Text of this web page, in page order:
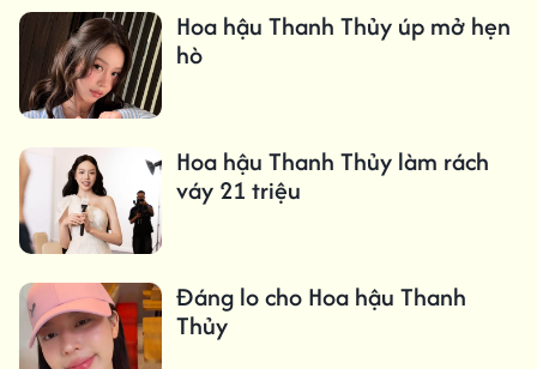
Hoa hậu Thanh Thủy úp mở hẹn
hò
Hoa hậu Thanh Thủy làm rách
váy 21 triệu
Đáng lo cho Hoa hậu Thanh
Thủy